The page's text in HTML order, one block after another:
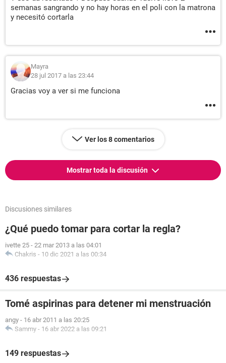
semanas sangrando y no hay horas en el poli con la matrona
y necesitó cortarla
Mayra
28 jul 2017 a las 23:44
Gracias voy a ver si me funciona
Ver los 8 comentarios
Mostrar toda la discusión
Discusiones similares
¿Qué puedo tomar para cortar la regla?
ivette 25 - 22 mar 2013 a las 04:01
Chakris - 10 dic 2021 a las 00:34
436 respuestas
Tomé aspirinas para detener mi menstruación
angy - 16 abr 2011 a las 20:25
Sammy - 16 abr 2022 a las 09:21
149 respuestas